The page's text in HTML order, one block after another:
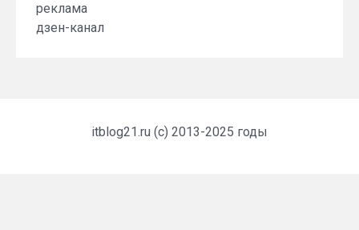
реклама
дзен-канал
itblog21.ru (c) 2013-2025 годы